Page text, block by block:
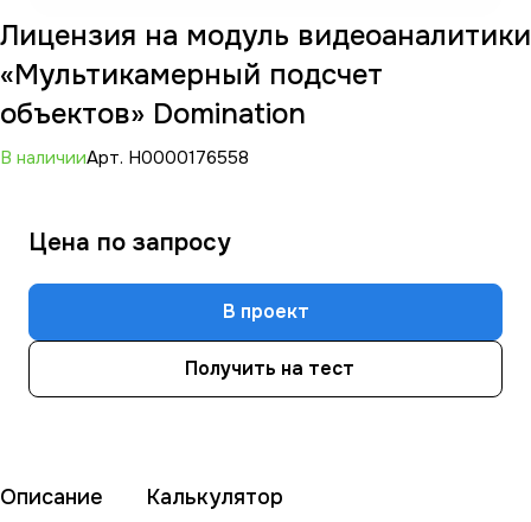
Лицензия на модуль видеоаналитики
«Мультикамерный подсчет
объектов» Domination
В наличииАрт. Н0000176558
Цена по запросу
В проект
Получить на тест
Описание Калькулятор